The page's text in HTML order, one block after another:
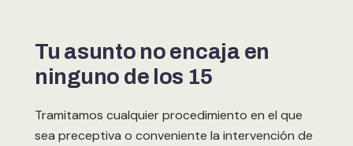
Tu asunto no encaja en
ninguno de los 15
Tramitamos cualquier procedimiento en el que
sea preceptiva o conveniente la intervención de